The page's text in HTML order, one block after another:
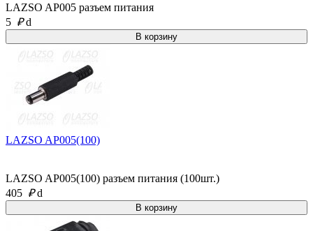
LAZSO AP005 разъем питания
5 ₽ d
LAZSO AP005(100)
LAZSO AP005(100) разъем питания (100шт.)
405 ₽ d